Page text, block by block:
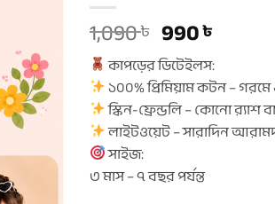
1,090৳ Original
price
was:
1,090 ৳ .
990৳
price
is:
990 ৳
কাপড়ের ডিটেইলস:
১০০% প্রিমিয়াম কটন –
স্কিন-ফ্রেন্ডলি – কোনো র‍্যাশ
লাইটওয়েট – সারাদিন
সাইজ:
৩ মাস – ৭ বছর পর্যন্ত